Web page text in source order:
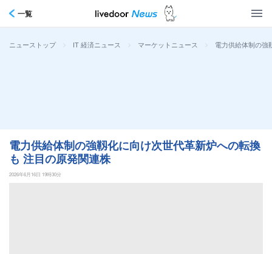
一覧
ニューストップ > IT 経済ニュース > マーケットニュース > 電力供給体制の強
電力供給体制の強靱化に向け次世代革新炉への転換
も 注目の原発関連株
2026年6月16日 19時30分